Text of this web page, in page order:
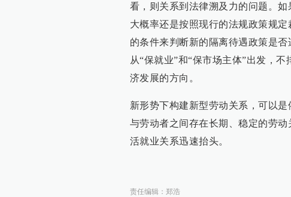
看，则关系到法律溯及力的问题。
大概率还是按照现行的法规政策规
的条件来判断新的隔离待遇政策是
从“保就业”和“保市场主体”出发，
济发展的方向。
新形势下构建新型劳动关系，可以
与劳动者之间存在长期、稳定的劳
活就业关系迅速抬头。
责任编辑： 郑浩